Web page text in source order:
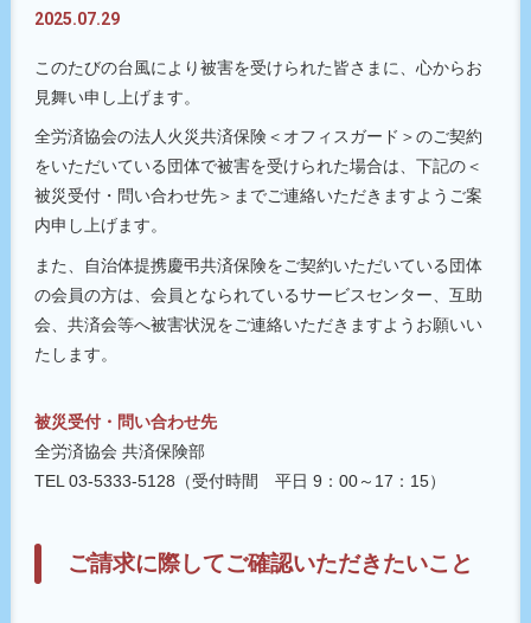
2025.07.29
このたびの台風により被害を受けられた皆さまに、心からお
見舞い申し上げます。
全労済協会の法人火災共済保険＜オフィスガード＞のご契約
をいただいている団体で被害を受けられた場合は、下記の＜
被災受付・問い合わせ先＞までご連絡いただきますようご案
内申し上げます。
また、自治体提携慶弔共済保険をご契約いただいている団体
の会員の方は、会員となられているサービスセンター、互助
会、共済会等へ被害状況をご連絡いただきますようお願いい
たします。
被災受付・問い合わせ先
全労済協会 共済保険部
TEL 03-5333-5128（受付時間 平日 9：00～17：15）
ご請求に際してご確認いただきたいこと